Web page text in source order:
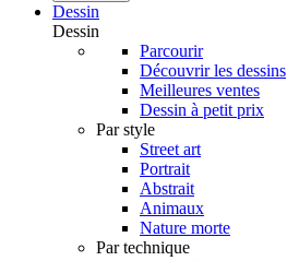
Dessin
Dessin
Parcourir
Découvrir les dessins
Meilleures ventes
Dessin à petit prix
Par style
Street art
Portrait
Abstrait
Animaux
Nature morte
Par technique